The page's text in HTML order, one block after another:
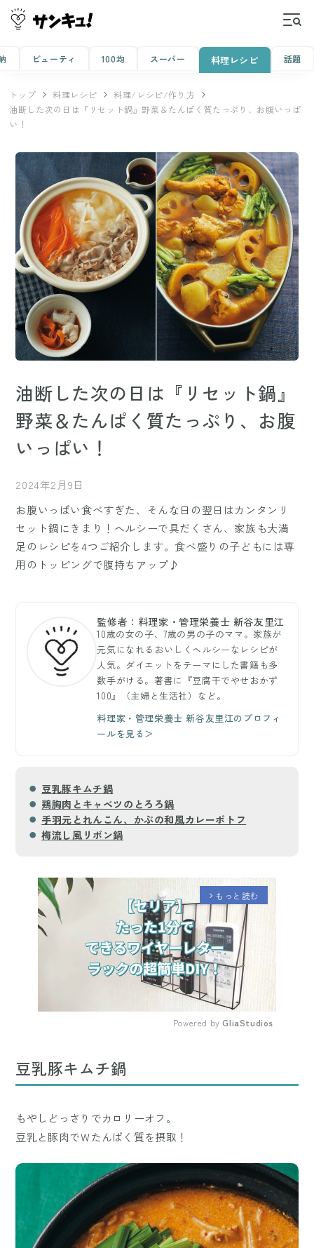
ビューティ 100均 スーパー 料理レシピ 話題
トップ 料理レシピ
料理/レシピ/作り方
油断した次の日は『リセット鍋』野菜＆たんぱく質たっぷり、お腹いっぱ
い！
油断した次の日は『リセット鍋』
野菜＆たんぱく質たっぷり、お腹
いっぱい！
2024年2月9日
お腹いっぱい食べすぎた、そんな日の翌日はカンタンリ
セット鍋にきまり！ヘルシーで具だくさん、家族も大満
足のレシピを4つご紹介します。食べ盛りの子どもには専
用のトッピングで腹持ちアップ♪
監修者：料理家・管理栄養士 新谷友里江
10歳の女の子、7歳の男の子のママ。家族が
元気になれるおいしくヘルシーなレシピが
人気。ダイエットをテーマにした書籍も多
数手がける。著書に『豆腐干でやせおかず
100』（主婦と生活社）など。
料理家・管理栄養士 新谷友里江のプロフィ
ールを見る＞
豆乳豚キムチ鍋
鶏胸肉とキャベツのとろろ鍋
手羽元とれんこん、かぶの和風カレーポトフ
梅流し風リボン鍋
arrow_forward_ios もっと読む
Powered by GliaStudios
豆乳豚キムチ鍋
もやしどっさりでカロリーオフ。
豆乳と豚肉でＷたんぱく質を摂取！